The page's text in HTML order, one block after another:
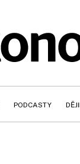
PODCASTY